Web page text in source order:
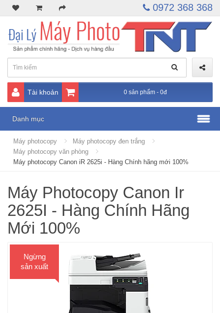
0972 368 368
Tài khoản 0 sản phẩm - 0đ
Danh mục
Máy photocopy
Máy photocopy đen trắng
Máy photocopy văn phòng
Máy photocopy Canon iR 2625i - Hàng Chính hãng mới 100%
Máy Photocopy Canon Ir
2625I - Hàng Chính Hãng
Mới 100%
Ngừng
sản xuất